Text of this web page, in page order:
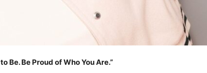
to Be. Be Proud of Who You Are.”